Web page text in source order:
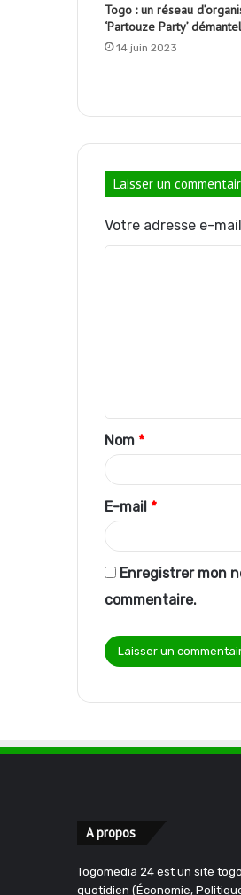
Togo : un réseau
‘Partouze Party’
14 juin 2023
Laisser un
Votre adresse e-
t
a
i
r
e
*
Nom *
E-mail *
Enregistrer mon
commentaire.
A propos
Togomedia 24 est un site
quotidien (Économie,